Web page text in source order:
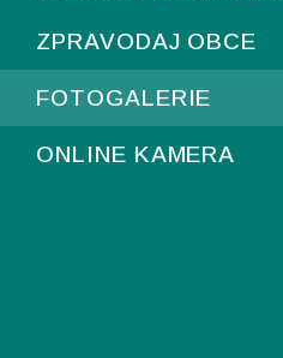
ZPRAVODAJ OBCE
FOTOGALERIE
ONLINE KAMERA